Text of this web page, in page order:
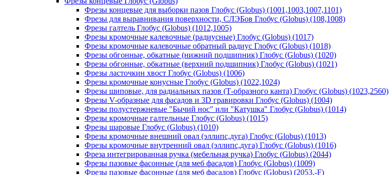
Фрезы концевые для выборки пазов Глобус (Globus) (1001,1003,1007,1101)
Фрезы для выравнивания поверхности, СЛЭБов Глобус (Globus) (108,1008)
Фрезы галтель Глобус (Globus) (1012,1005)
Фрезы кромочные калевочные (радиусные) Глобус (Globus) (1017)
Фрезы кромочные калевочные обратный радиус Глобус (Globus) (1018)
Фрезы обгонные, обкатные (нижний подшипник) Глобус (Globus) (1020)
Фрезы обгонные, обкатные (верхний подшипник) Глобус (Globus) (1021)
Фрезы ласточкин хвост Глобус (Globus) (1006)
Фрезы кромочные конусные Глобус (Globus) (1022,1024)
Фрезы шиповые, для радиальных пазов (Т-образного канта) Глобус (Globus) (1023,2560)
Фрезы V-образные для фасадов и 3D гравировки Глобус (Globus) (1004)
Фрезы полустержневые "Бычий нос" или "Катушка" Глобус (Globus) (1014)
Фрезы кромочные галтельные Глобус (Globus) (1015)
Фрезы шаровые Глобус (Globus) (1010)
Фрезы кромочные внешний овал (эллипс,дуга) Глобус (Globus) (1013)
Фрезы кромочные внутренний овал (эллипс,дуга) Глобус (Globus) (1016)
Фреза интегрированная ручка (мебельная ручка) Глобус (Globus) (2044)
Фрезы пазовые фасонные (для меб фасадов) Глобус (Globus) (1009)
Фрезы пазовые фасонные (для меб фасадов) Глобус (Globus) (2053,-F)